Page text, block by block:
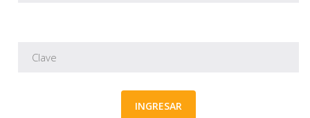
INGRESAR